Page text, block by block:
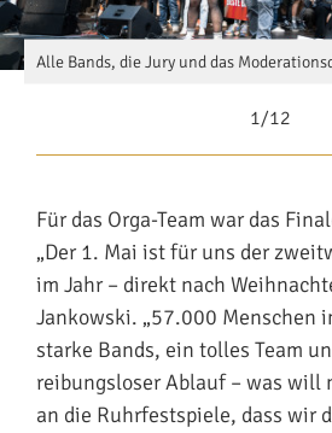
Alle Bands, die Jury und das
1/12
Für das Orga-Team war das
„Der 1. Mai ist für uns der
im Jahr – direkt nach
Jankowski. „57.000 Menschen
starke Bands, ein tolles Team
reibungsloser Ablauf – was will
an die Ruhrfestspiele, dass wir